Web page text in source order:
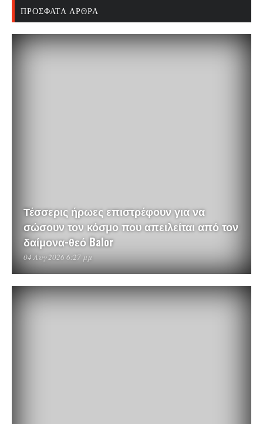
ΠΡΌΣΦΑΤΑ ΆΡΘΡΑ
Τέσσερις ήρωες επιστρέφουν για να
σώσουν τον κόσμο που απειλείται από τον
δαίμονα-θεό Balor
04 Αυγ 2026 6:27 μμ